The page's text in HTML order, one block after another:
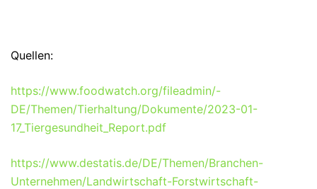
Quellen:
https://www.foodwatch.org/fileadmin/-
DE/Themen/Tierhaltung/Dokumente/2023-01-
17_Tiergesundheit_Report.pdf
https://www.destatis.de/DE/Themen/Branchen-
Unternehmen/Landwirtschaft-Forstwirtschaft-